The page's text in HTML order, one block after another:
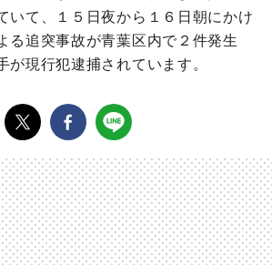
いて、１５日夜から１６日朝にかけ
る追突事故が青葉区内で２件発生
が現行犯逮捕されています。